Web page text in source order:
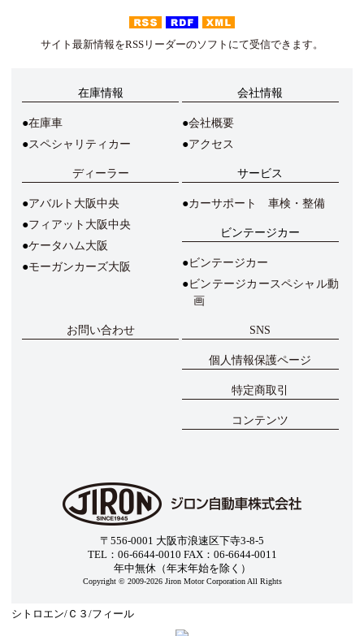
サイト最新情報をRSSリーダーのソフトにて受信できます。
在庫情報
在庫車
スペシャリティカー
会社情報
会社概要
アクセス
ディーラー
アバルト大阪中央
フィアット大阪中央
ケータハム大阪
モーガンカーズ大阪
サービス
カーサポート 車検・整備
ビンテージカー
ビンテージカー
ビンテージカースペシャル動
画
お問い合わせ SNS
個人情報保護ページ
特定商取引
コンテンツ
〒556-0001 大阪市浪速区下寺3-8-5
TEL：06-6644-0010 FAX：06-6644-0011
年中無休（年末年始を除く）
Copyright © 2009-2026 Jiron Motor Corporation All Rights
シトロエン/Ｃ３/フィール